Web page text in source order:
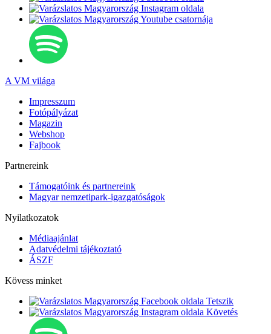
A VM világa
Impresszum
Fotópályázat
Magazin
Webshop
Fajbook
Partnereink
Támogatóink és partnereink
Magyar nemzetipark-igazgatóságok
Nyilatkozatok
Médiaajánlat
Adatvédelmi tájékoztató
ÁSZF
Kövess minket
Tetszik
Követés